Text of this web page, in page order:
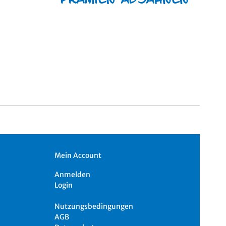
Mein Account
Anmelden
Login
Nutzungsbedingungen
AGB